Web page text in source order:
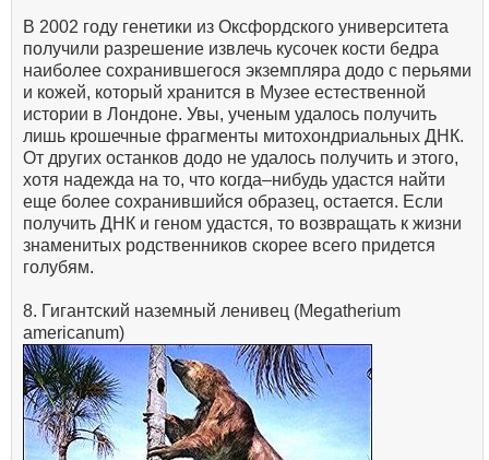
В 2002 году генетики из Оксфордского университета
получили разрешение извлечь кусочек кости бедра
наиболее сохранившегося экземпляра додо с перьями
и кожей, который хранится в Музее естественной
истории в Лондоне. Увы, ученым удалось получить
лишь крошечные фрагменты митохондриальных ДНК.
От других останков додо не удалось получить и этого,
хотя надежда на то, что когда–нибудь удастся найти
еще более сохранившийся образец, остается. Если
получить ДНК и геном удастся, то возвращать к жизни
знаменитых родственников скорее всего придется
голубям.
8. Гигантский наземный ленивец (Megatherium
americanum)